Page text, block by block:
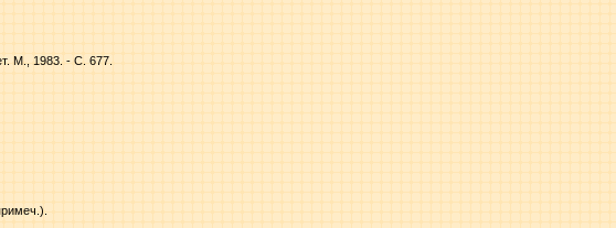
М., 1983. - С. 677.